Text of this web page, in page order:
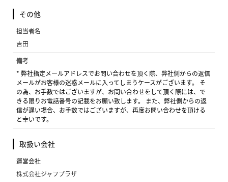
その他
担当者名
吉田
備考
* 弊社指定メールアドレスでお問い合わせを頂く際、弊社側からの返信
メールがお客様の迷惑メールに入ってしまうケースがございます。 そ
の為、お手数ではございますが、お問い合わせをして頂く際には、で
きる限りお電話番号の記載をお願い致します。 また、弊社側からの返
信が遅い場合、お手数ではございますが、再度お問い合わせを頂ける
と幸いです。
取扱い会社
運営会社
株式会社ジャフプラザ